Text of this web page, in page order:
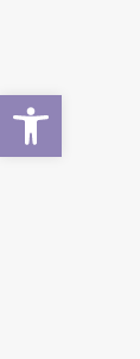
Abrir a barra de ferramentas